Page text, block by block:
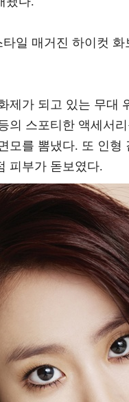
일 매거진 하이컷
제가 되고 있는 무대
의 스포티한 액세서
모를 뽐냈다. 또 인
피부가 돋보였다.